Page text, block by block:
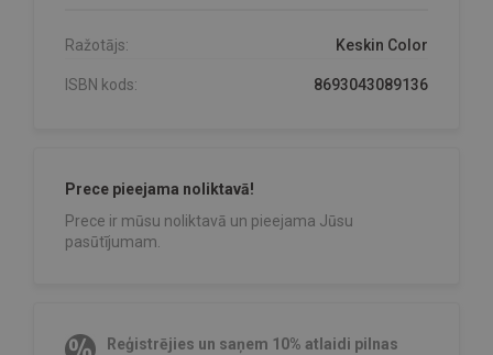
Ražotājs: Keskin Color
ISBN kods: 8693043089136
Prece pieejama noliktavā!
Prece ir mūsu noliktavā un pieejama Jūsu
pasūtījumam.
Reģistrējies un saņem 10% atlaidi pilnas